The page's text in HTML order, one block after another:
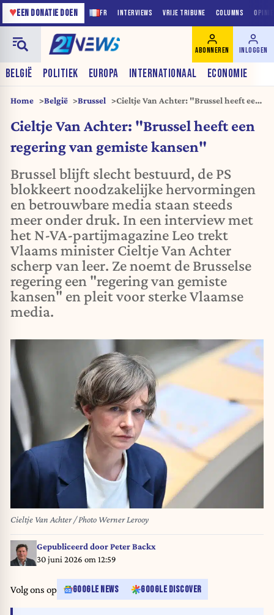
FR INTERVIEWS VRIJE TRIBUNE COLUMNS
♥EEN DONATIE DOEN
BELGIË POLITIEK EUROPA INTERNATIONAAL ECONOMIE
ABONNEREN INLOGGEN
Home België Brussel
Cieltje Van Achter: "Brussel heeft een
Cieltje Van Achter: "Brussel heeft een
regering van gemiste kansen"
Brussel blijft slecht bestuurd, de PS
blokkeert noodzakelijke hervormingen
en betrouwbare media staan steeds
meer onder druk. In een interview met
het N-VA-partijmagazine Leo trekt
Vlaams minister Cieltje Van Achter
scherp van leer. Ze noemt de Brusselse
regering een "regering van gemiste
kansen" en pleit voor sterke Vlaamse
media.
Cieltje Van Achter / Photo Werner Lerooy
Gepubliceerd doorPeter Backx
30 juni 2026 om 12:59
Volg ons op GOOGLE NEWS GOOGLE DISCOVER